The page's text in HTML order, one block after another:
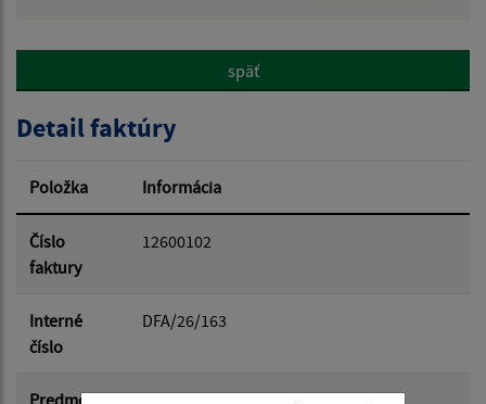
Hľadať v:
Dátum od:
Dátum do:
Suma od:
späť
Detail faktúry
Položka Informácia
Číslo
faktury
12600102
Interné
číslo
DFA/26/163